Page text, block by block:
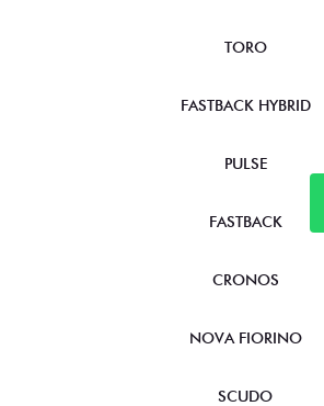
TORO
FASTBACK HYBRID
PULSE
FASTBACK
CRONOS
NOVA FIORINO
SCUDO